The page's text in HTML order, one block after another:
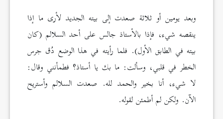
وبعد يومين أو ثلاثة صعدت إلى بيته الجديد لأرى ما إذا
ينقصه شيء، فإذا بالأستاذ جالس على أحد السلالم (كان
بيته في الطابق الأول). فلما رأيته في هذا الوضع دُق جرس
الخطر في قلبي، وسألت: ما بك يا أستاذ؟ فطمأنني وقال:
لا شيء، أنا بخير والحمد لله. صعدت السلالم وأستريح
الآن. ولكن لم أطمئن لقوله.